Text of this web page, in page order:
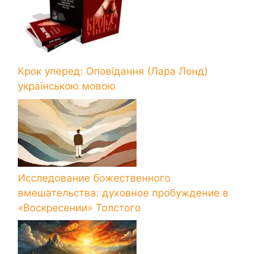
Крок уперед: Оповідання (Лара Лонд)
українською мовою
Исследование божественного
вмешательства: духовное пробуждение в
«Воскресении» Толстого